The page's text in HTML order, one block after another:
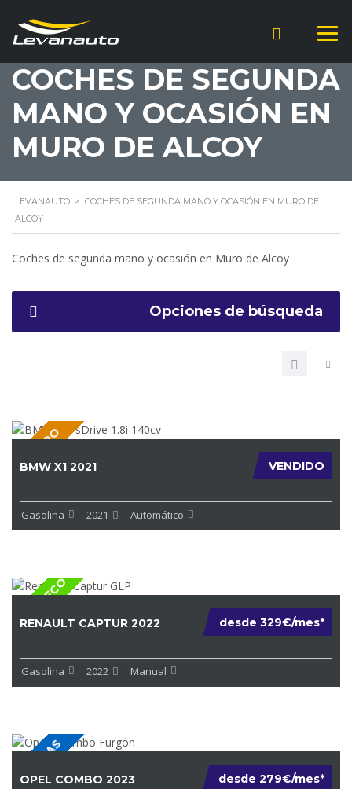
COCHES DE SEGUNDA
MANO Y OCASIÓN EN
MURO DE ALCOY
LEVANAUTO > COCHES DE SEGUNDA MANO Y OCASIÓN EN MURO DE
ALCOY
Coches de segunda mano y ocasión en Muro de Alcoy
Opciones de búsqueda
VENDIDO VENDIDO
BMW X1 2021
Gasolina 2021 Automático
ETIQUE ECO desde 329€/mes*
RENAULT CAPTUR 2022
Gasolina 2022 Manual
3 PLAZAS desde 279€/mes*
OPEL COMBO 2023